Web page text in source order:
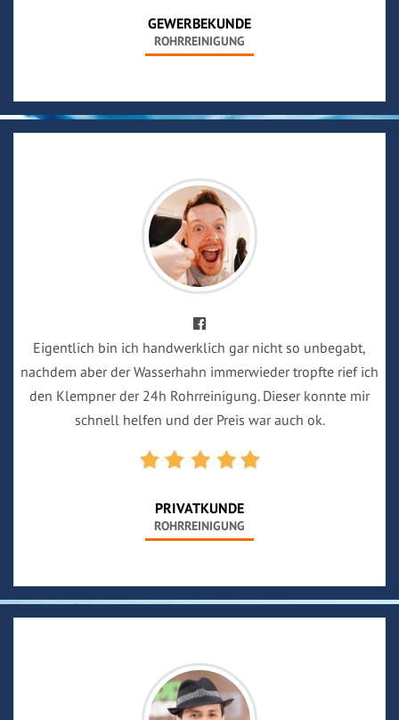
GEWERBEKUNDE
ROHRREINIGUNG
Eigentlich bin ich handwerklich gar nicht so unbegabt,
nachdem aber der Wasserhahn immerwieder tropfte rief ich
den Klempner der 24h Rohrreinigung. Dieser konnte mir
schnell helfen und der Preis war auch ok.
PRIVATKUNDE
ROHRREINIGUNG